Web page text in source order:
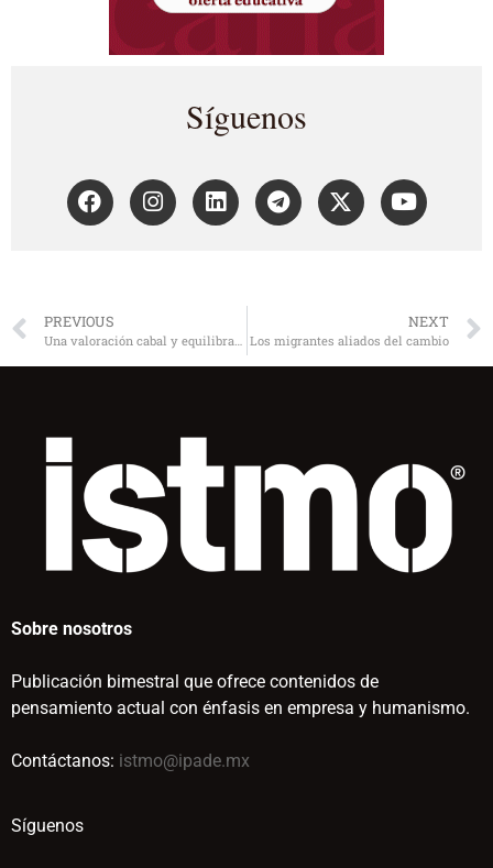
Síguenos
PREVIOUS NEXT
Los migrantes aliados del cambio
Sobre nosotros
Publicación bimestral que ofrece contenidos de
pensamiento actual con énfasis en empresa y humanismo.
Contáctanos: istmo@ipade.mx
Síguenos